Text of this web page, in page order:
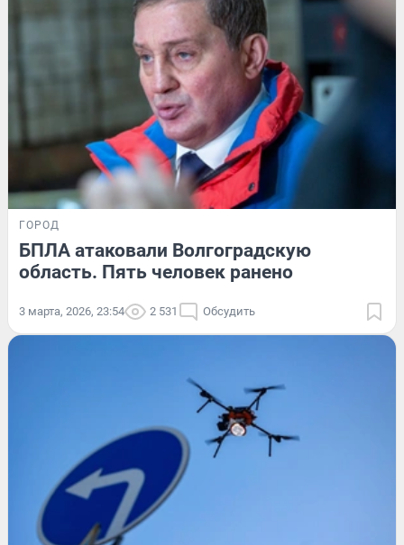
ГОРОД
БПЛА атаковали Волгоградскую
область. Пять человек ранено
3 марта, 2026, 23:54 2 531 Обсудить